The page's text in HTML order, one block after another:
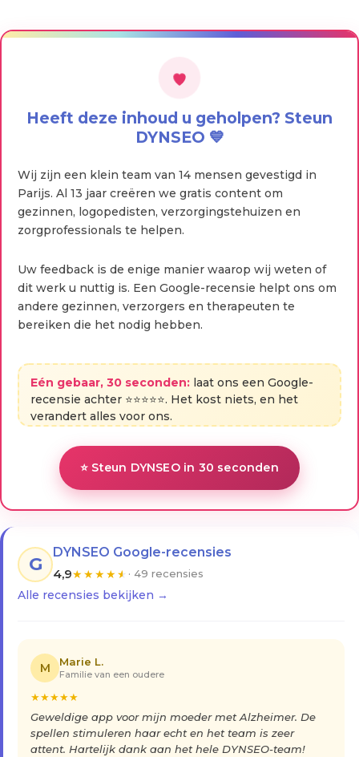
Heeft deze inhoud u geholpen? Steun
DYNSEO 💙
Wij zijn een klein team van 14 mensen gevestigd in
Parijs. Al 13 jaar creëren we gratis content om
gezinnen, logopedisten, verzorgingstehuizen en
zorgprofessionals te helpen.
Uw feedback is de enige manier waarop wij weten of
dit werk u nuttig is. Een Google-recensie helpt ons om
andere gezinnen, verzorgers en therapeuten te
bereiken die het nodig hebben.
Eén gebaar, 30 seconden: laat ons een Google-
recensie achter ⭐⭐⭐⭐⭐. Het kost niets, en het
verandert alles voor ons.
⭐ Steun DYNSEO in 30 seconden
G
DYNSEO Google-recensies
4,9★★★★★ · 49 recensies
Alle recensies bekijken →
M Marie L.
Familie van een oudere
★★★★★
Geweldige app voor mijn moeder met Alzheimer. De
spellen stimuleren haar echt en het team is zeer
attent. Hartelijk dank aan het hele DYNSEO-team!